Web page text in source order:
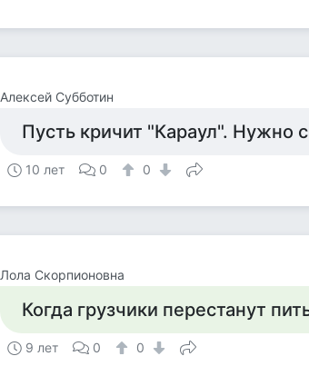
Алексей Субботин
Пусть кричит "Караул". Нужно
10 лет 0 0
Лола Скорпионовна
Когда грузчики перестанут
9 лет 0 0